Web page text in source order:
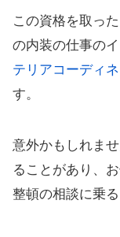
この資格を取っ
の内装の仕事の
テリアコーディ
す。
意外かもしれま
ることがあり、
整頓の相談に乗